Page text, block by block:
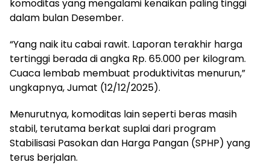
komoditas yang mengalami kenaikan paling tinggi
dalam bulan Desember.
“Yang naik itu cabai rawit. Laporan terakhir harga
tertinggi berada di angka Rp. 65.000 per kilogram.
Cuaca lembab membuat produktivitas menurun,”
ungkapnya, Jumat (12/12/2025).
Menurutnya, komoditas lain seperti beras masih
stabil, terutama berkat suplai dari program
Stabilisasi Pasokan dan Harga Pangan (SPHP) yang
terus berjalan.